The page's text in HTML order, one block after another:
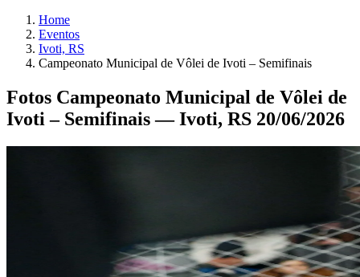
Home
Eventos
Ivoti, RS
Campeonato Municipal de Vôlei de Ivoti – Semifinais
Fotos Campeonato Municipal de Vôlei de
Ivoti – Semifinais — Ivoti, RS 20/06/2026